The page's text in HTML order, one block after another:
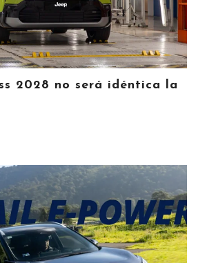
2028 no será idéntica la